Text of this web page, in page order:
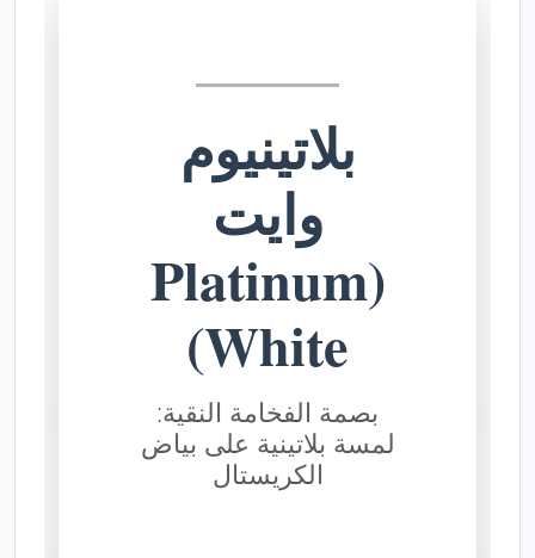
بلاتينيوم
وايت
(Platinum
White)
بصمة الفخامة النقية:
لمسة بلاتينية على بياض
الكريستال